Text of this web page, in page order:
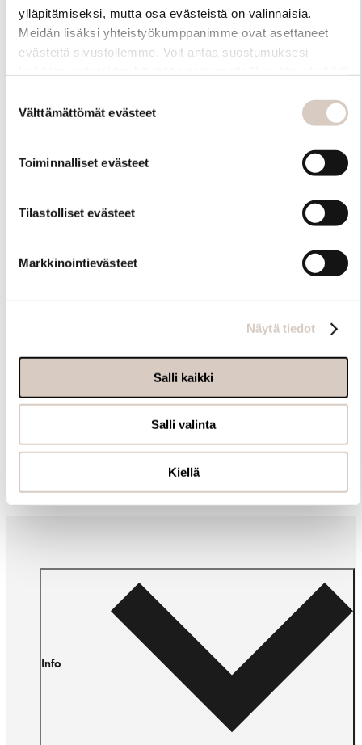
ylläpitämiseksi, mutta osa evästeistä on valinnaisia.
Meidän lisäksi yhteistyökumppanimme ovat asettaneet
evästeitä sivustollemme. Voit antaa suostumuksesi
myöhemmin ”Evästeasetukset” -linkin kautta.
valinta
Välttämättömät evästeet
Toiminnalliset evästeet
Tilastolliset evästeet
Markkinointievästeet
Näytä tiedot
Salli kaikki
Salli valinta
Kiellä
Samankaltaisia tuotteita
Muut ostivat myös
Info